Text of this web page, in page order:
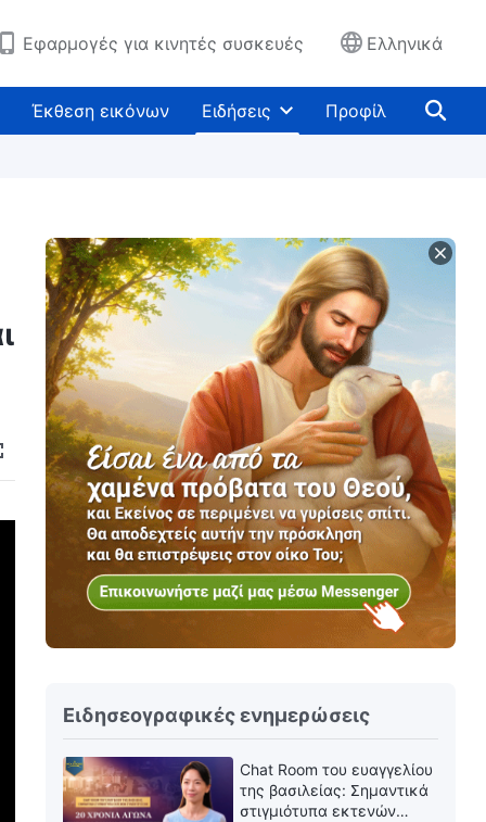
Εφαρμογές για κινητές συσκευές Ελληνικά
Έκθεση εικόνων Ειδήσεις Προφίλ
Ειδησεογραφικές ενημερώσεις
Chat Room του ευαγγελίου
της βασιλείας: Σημαντικά
στιγμιότυπα εκτενών